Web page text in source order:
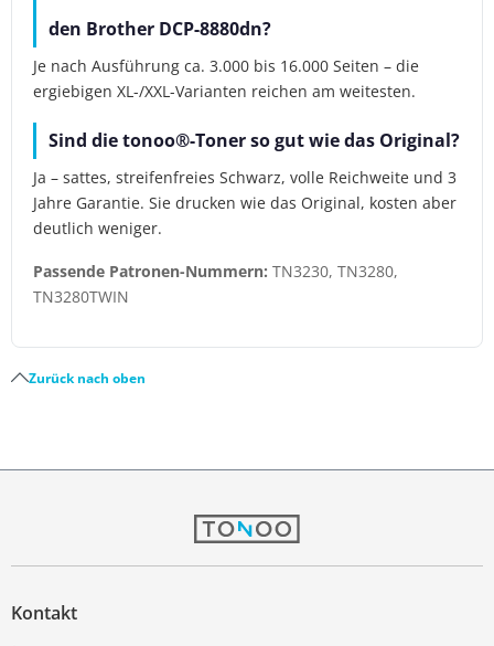
den Brother DCP-8880dn?
Je nach Ausführung ca. 3.000 bis 16.000 Seiten – die
ergiebigen XL-/XXL-Varianten reichen am weitesten.
Sind die tonoo®-Toner so gut wie das Original?
Ja – sattes, streifenfreies Schwarz, volle Reichweite und 3
Jahre Garantie. Sie drucken wie das Original, kosten aber
deutlich weniger.
Passende Patronen-Nummern: TN3230, TN3280,
TN3280TWIN
Zurück nach oben
Kontakt